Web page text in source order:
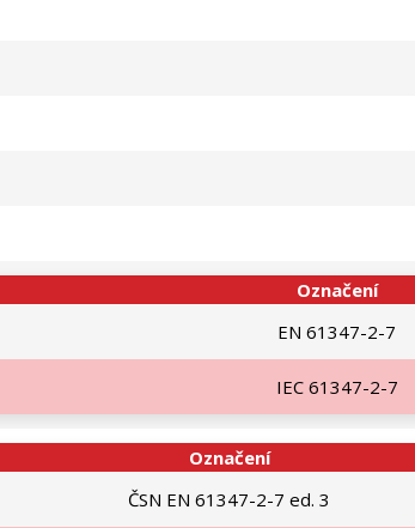
Označení
EN 61347-2-7
IEC 61347-2-7
Označení
ČSN EN 61347-2-7 ed. 3